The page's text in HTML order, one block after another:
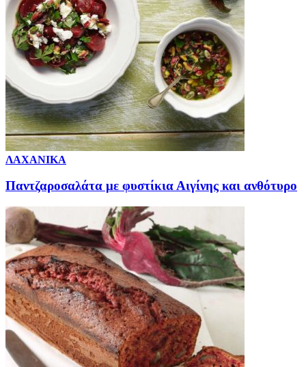
ΛΑΧΑΝΙΚΑ
Παντζαροσαλάτα με φυστίκια Αιγίνης και ανθότυρο